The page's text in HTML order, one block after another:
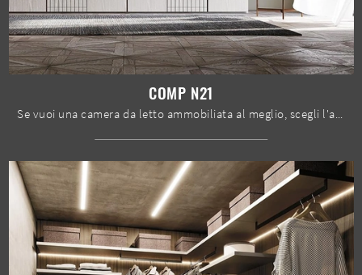
COMP N21
Se vuoi una camera da letto ammobiliata al meglio, scegli l'armadio Comp N21 con ante battenti di Mobilgam!